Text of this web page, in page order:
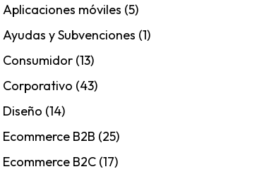
Aplicaciones móviles (5)
Ayudas y Subvenciones (1)
Consumidor (13)
Corporativo (43)
Diseño (14)
Ecommerce B2B (25)
Ecommerce B2C (17)